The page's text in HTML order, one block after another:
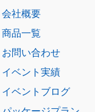
会社概要
商品一覧
お問い合わせ
イベント実績
イベントブログ